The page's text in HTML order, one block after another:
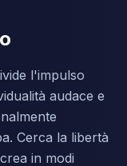
l'impulso
audace e
Cerca la libertà
in modi